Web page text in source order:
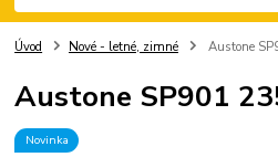
Úvod Nové - letné, zimné Austone
Austone SP901
Novinka